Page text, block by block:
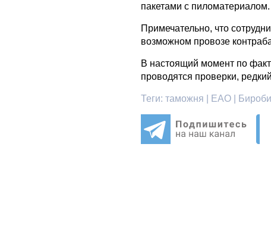
пакетами с пиломатериалом.
Примечательно, что
возможном провозе
В настоящий момент по
проводятся проверки,
Теги:таможня | ЕАО |